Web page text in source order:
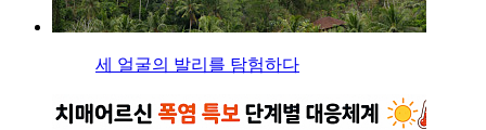
세 얼굴의 발리를 탐험하다